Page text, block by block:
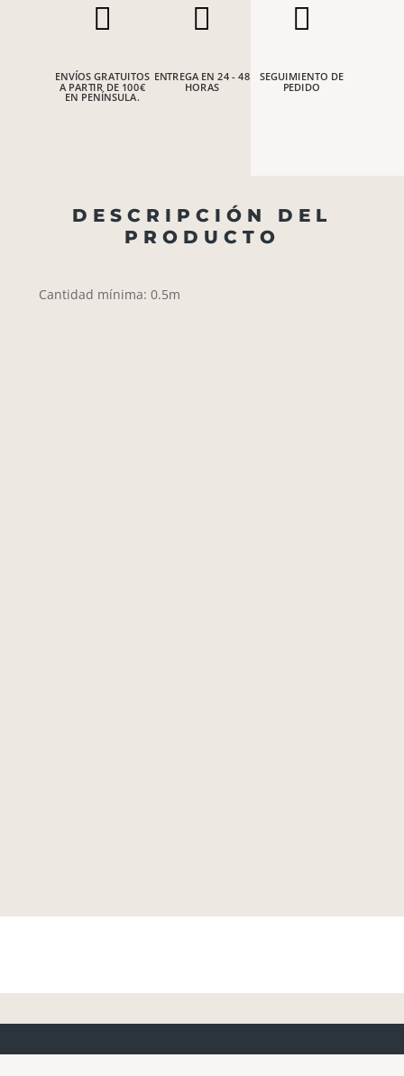

ENVÍOS GRATUITOS
A PARTIR DE 100€
EN PENÍNSULA.

ENTREGA EN 24 - 48
HORAS

SEGUIMIENTO DE
PEDIDO
DESCRIPCIÓN DEL
PRODUCTO
Cantidad mínima: 0.5m